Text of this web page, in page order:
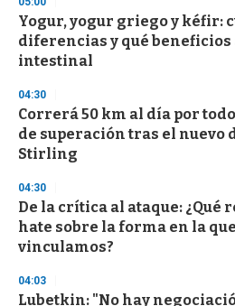
3
s
e
c
o
d
s
Yogur, yogur griego y kéfir:
diferencias y qué beneficios
intestinal
04:30
Correrá 50 km al día por
de superación tras el nuevo
Stirling
04:30
De la crítica al ataque: ¿Qué
hate sobre la forma en la
vinculamos?
04:03
Lubetkin: "No hay